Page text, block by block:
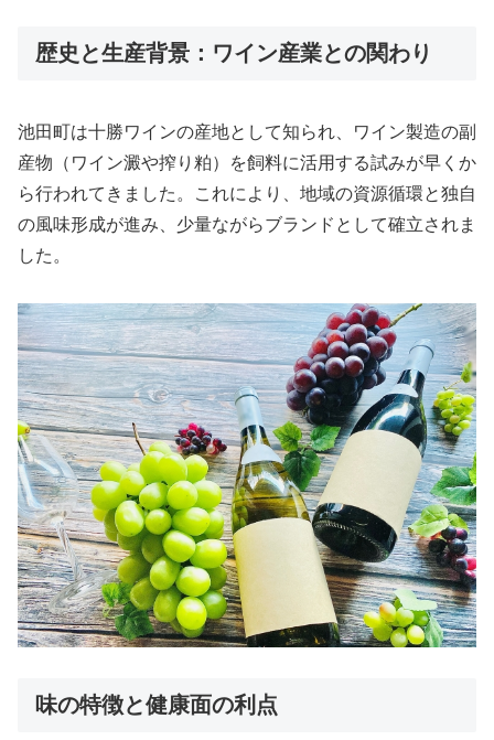
歴史と生産背景：ワイン産業との関わり
池田町は十勝ワインの産地として知られ、ワイン製造の副
産物（ワイン澱や搾り粕）を飼料に活用する試みが早くか
ら行われてきました。これにより、地域の資源循環と独自
の風味形成が進み、少量ながらブランドとして確立されま
した。
味の特徴と健康面の利点